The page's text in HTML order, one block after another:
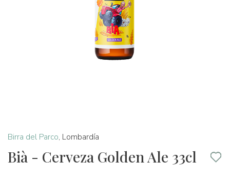
Birra del Parco, Lombardía
Bià - Cerveza Golden Ale 33cl